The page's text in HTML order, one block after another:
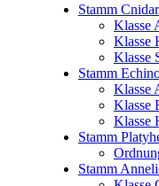
Stamm
Klasse
Klasse
Klasse
Stamm
Klasse
Klasse
Klasse
Stamm
Stamm